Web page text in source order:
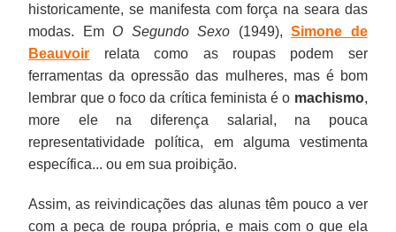
historicamente, se manifesta com força na seara das
modas. Em O Segundo Sexo (1949),Simone de
Beauvoir relata como as roupas podem ser
ferramentas da opressão das mulheres, mas é bom
lembrar que o foco da crítica feminista é o machismo,
more ele na diferença salarial, na pouca
representatividade política, em alguma vestimenta
específica... ou em sua proibição.
Assim, as reivindicações das alunas têm pouco a ver
com a peça de roupa própria, e mais com o que ela